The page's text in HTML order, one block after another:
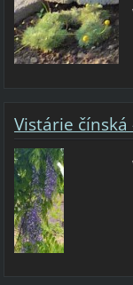
Vistárie čínská